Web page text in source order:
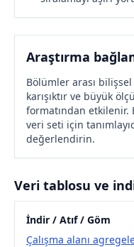
Araştırma
Bölümler arası
karışıktır ve büyük
formatından etkilenir.
veri seti için
değerlendirin.
Veri tablosu ve
İndir / Atıf / Göm
Çalışma alanı